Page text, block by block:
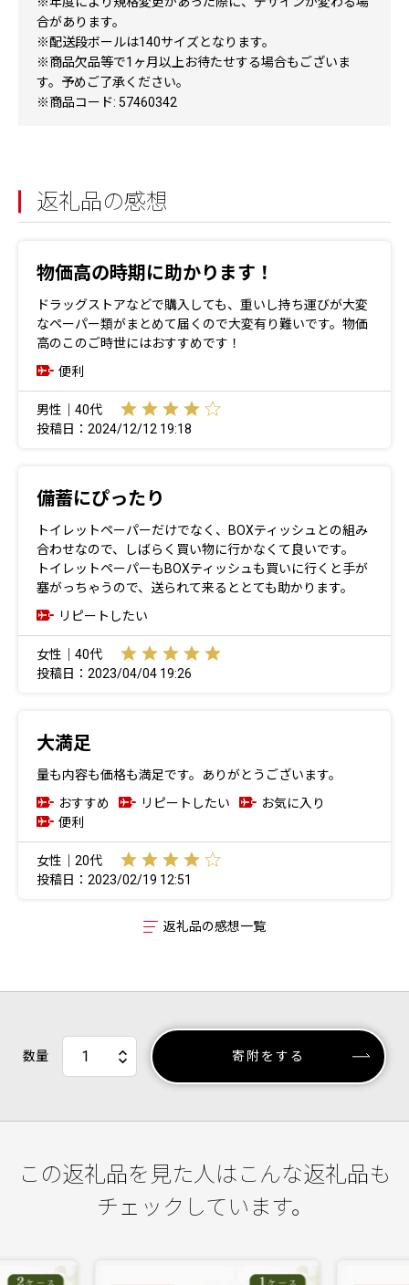
合があります。
※配送段ボールは140サイズとなります。
※商品欠品等で1ヶ月以上お待たせする場合もございま
す。予めご了承ください。
※商品コード: 57460342
返礼品の感想
物価高の時期に助かります！
ドラッグストアなどで購入しても、重いし持ち運びが大変
なペーパー類がまとめて届くので大変有り難いです。物価
高のこのご時世にはおすすめです！
便利
男性｜40代
投稿日：2024/12/12 19:18
備蓄にぴったり
トイレットペーパーだけでなく、BOXティッシュとの組み
合わせなので、しばらく買い物に行かなくて良いです。
トイレットペーパーもBOXティッシュも買いに行くと手が
塞がっちゃうので、送られて来るととても助かります。
リピートしたい
女性｜40代
投稿日：2023/04/04 19:26
大満足
量も内容も価格も満足です。ありがとうございます。
おすすめ
リピートしたい
お気に入り
便利
女性｜20代
投稿日：2023/02/19 12:51
返礼品の感想一覧
数量 寄附をする
この返礼品を見た人はこんな返礼品も
チェックしています。